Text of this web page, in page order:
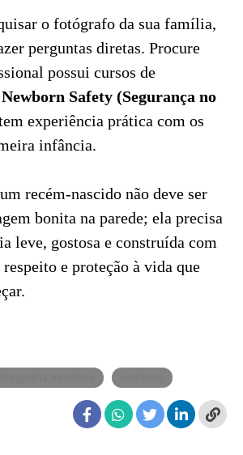
o fotógrafo da sua família,
perguntas diretas. Procure
possui cursos de
Newborn Safety (Segurança no
experiência prática com os
infância.
recém-nascido não deve ser
bonita na parede; ela precisa
leve, gostosa e construída com
e proteção à vida que